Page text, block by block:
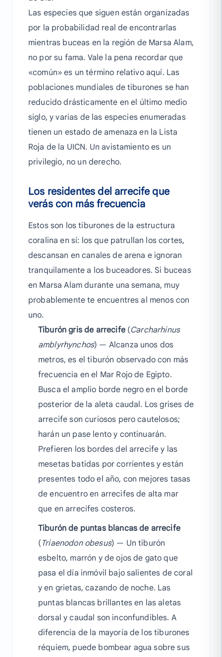
Las especies que siguen están organizadas
por la probabilidad real de encontrarlas
mientras buceas en la región de Marsa Alam,
no por su fama. Vale la pena recordar que
«común» es un término relativo aquí. Las
poblaciones mundiales de tiburones se han
reducido drásticamente en el último medio
siglo, y varias de las especies enumeradas
tienen un estado de amenaza en la Lista
Roja de la UICN. Un avistamiento es un
privilegio, no un derecho.
Los residentes del arrecife que
verás con más frecuencia
Estos son los tiburones de la estructura
coralina en sí: los que patrullan los cortes,
descansan en canales de arena e ignoran
tranquilamente a los buceadores. Si buceas
en Marsa Alam durante una semana, muy
probablemente te encuentres al menos con
uno.
Tiburón gris de arrecife(Carcharhinus
amblyrhynchos) — Alcanza unos dos
metros, es el tiburón observado con más
frecuencia en el Mar Rojo de Egipto.
Busca el amplio borde negro en el borde
posterior de la aleta caudal. Los grises de
arrecife son curiosos pero cautelosos;
harán un pase lento y continuarán.
Prefieren los bordes del arrecife y las
mesetas batidas por corrientes y están
presentes todo el año, con mejores tasas
de encuentro en arrecifes de alta mar
que en arrecifes costeros.
Tiburón de puntas blancas de arrecife
( Triaenodon obesus) — Un tiburón
esbelto, marrón y de ojos de gato que
pasa el día inmóvil bajo salientes de coral
y en grietas, cazando de noche. Las
puntas blancas brillantes en las aletas
dorsal y caudal son inconfundibles. A
diferencia de la mayoría de los tiburones
réquiem, puede bombear agua sobre sus